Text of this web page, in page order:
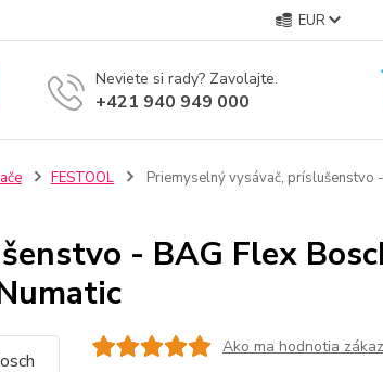
EUR
Neviete si rady? Zavolajte.
+421 940 949 000
FESTOOL
Priemyselný vysávač, príslušenstvo
- BAG Flex
Ako ma hodnotia